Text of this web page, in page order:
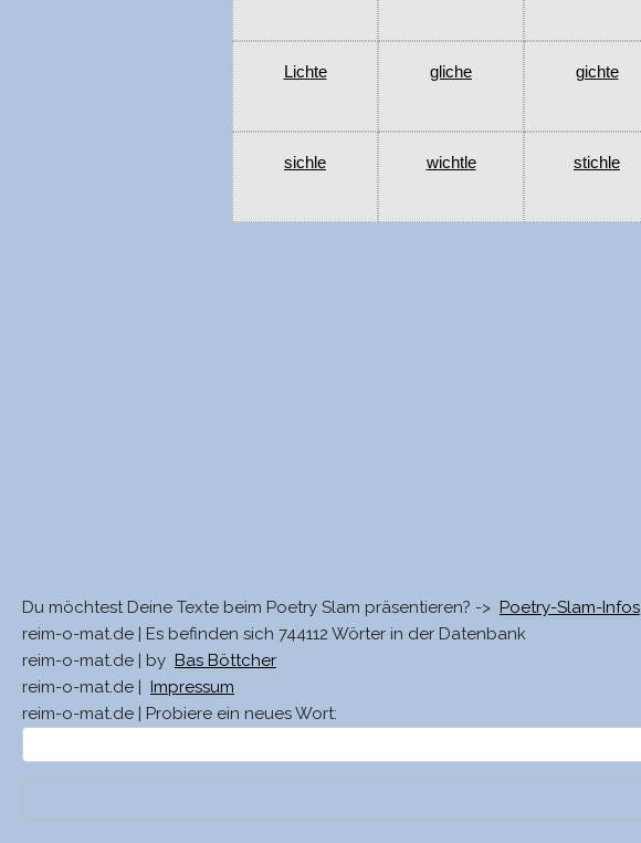
Lichte gliche gichte
sichle wichtle stichle
Du möchtest Deine Texte beim Poetry Slam präsentieren? -> Poetry-Slam-Infos
reim-o-mat.de | Es befinden sich 744112 Wörter in der Datenbank
reim-o-mat.de | by Bas Böttcher
reim-o-mat.de |
Impressum
reim-o-mat.de | Probiere ein neues Wort: